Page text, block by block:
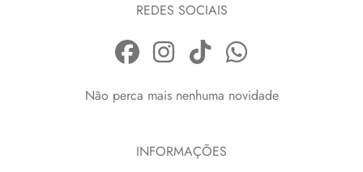
REDES SOCIAIS
Não perca mais nenhuma novidade
INFORMAÇÕES